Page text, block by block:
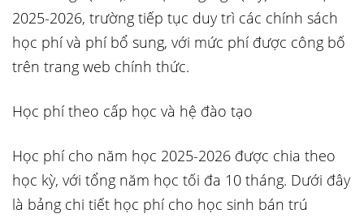
2025-2026, trường tiếp tục duy trì các chính sách
học phí và phí bổ sung, với mức phí được công bố
trên trang web chính thức.
Học phí theo cấp học và hệ đào tạo
Học phí cho năm học 2025-2026 được chia theo
học kỳ, với tổng năm học tối đa 10 tháng. Dưới đây
là bảng chi tiết học phí cho học sinh bán trú